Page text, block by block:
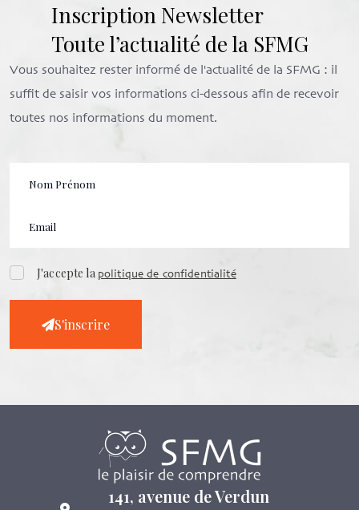
Inscription Newsletter
Toute l’actualité de la SFMG
Vous souhaitez rester informé de l'actualité de la SFMG : il
suffit de saisir vos informations ci-dessous afin de recevoir
toutes nos informations du moment.
J'accepte lapolitique de confidentialité
S'inscrire
141, avenue de Verdun